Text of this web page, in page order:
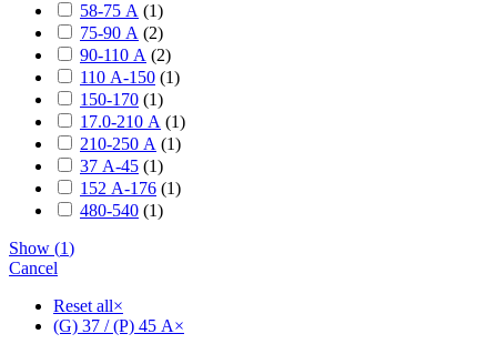
58-75 А (1)
75-90 А (2)
90-110 А (2)
110 А-150 (1)
150-170 (1)
17.0-210 А (1)
210-250 А (1)
37 А-45 (1)
152 А-176 (1)
480-540 (1)
Show (1)
Cancel
Reset all×
(G) 37 / (P) 45 А×